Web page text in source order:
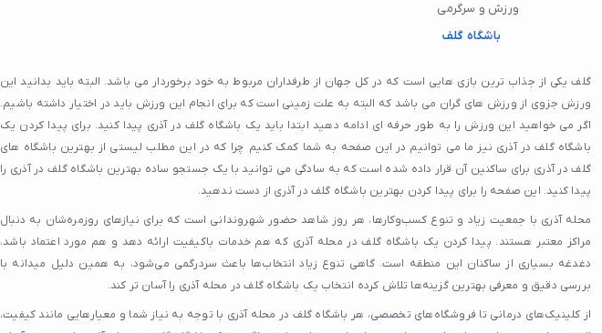
ورزش و سرگرمی
باشگاه گلف
گلف یکی از جذاب ترین بازی هایی است که در کل جهان از طرفداران مربوط به خود برخوردار می باشد. البته باید بدانید این
ورزش جزوی از ورزش های گران می باشد که البته به علت زمینی است که برای انجام این ورزش باید در اختیار داشته باشیم.
اگر می خواهید این ورزش را به طور حرفه ای ادامه دهید ابتدا باید یک باشگاه گلف در آذری پیدا کنید. برای پیدا کردن یک
باشگاه گلف در آذری نیز ما می توانیم در این صفحه به شما کمک کنیم چرا که در این مطلب لیستی از بهترین باشگاه های
گلف در آذری برای ساکنین آن قرار داده شده است که به سادگی می توانید با یک جستجو ساده بهترین باشگاه گلف در آذری را
پیدا کنید. این صفحه را برای پیدا کردن بهترین باشگاه گلف در آذری از دست ندهید.
محله آذری با جمعیت زیاد و تنوع کسب‌وکارها، هر روز شاهد حضور شهروندانی است که برای نیازهای روزمره‌شان به دنبال
مراکز معتبر هستند. پیدا کردن یک باشگاه گلف در محله آذری که هم خدمات باکیفیت ارائه دهد و هم مورد اعتماد باشد،
دغدغه بسیاری از ساکنان این منطقه است. گاهی تنوع زیاد انتخاب‌ها باعث سردرگمی می‌شود، به همین دلیل میدانه با
بررسی دقیق و معرفی بهترین گزینه‌ها تلاش کرده انتخاب یک باشگاه گلف در محله آذری را آسان‌ تر کند.
از کلینیک‌های درمانی تا فروشگاه‌های تخصصی، هر باشگاه گلف در محله آذری با توجه به نیاز شما و معیارهایی مانند کیفیت،